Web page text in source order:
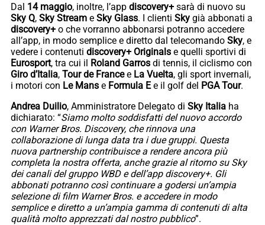
Dal 14 maggio, inoltre, l’app discovery+ sarà di nuovo su
Sky Q, Sky Stream e Sky Glass. I clienti Sky già abbonati a
discovery+ o che vorranno abbonarsi potranno accedere
all’app, in modo semplice e diretto dal telecomando Sky, e
vedere i contenuti discovery+ Originals e quelli sportivi di
Eurosport, tra cui il Roland Garros di tennis, il ciclismo con
Giro d’Italia, Tour de Francee La Vuelta, gli sport invernali,
i motori con Le Mans e Formula Ee il golf del PGA Tour.
Andrea Duilio, Amministratore Delegato di Sky Italia ha
dichiarato: “Siamo molto soddisfatti del nuovo accordo
con Warner Bros. Discovery, che rinnova una
collaborazione di lunga data tra i due gruppi. Questa
nuova partnership contribuisce a rendere ancora più
completa la nostra offerta, anche grazie al ritorno su Sky
dei canali del gruppo WBD e dell’app discovery+. Gli
abbonati potranno così continuare a godersi un’ampia
selezione di film Warner Bros. e accedere in modo
semplice e diretto a un’ampia gamma di contenuti di alta
qualità molto apprezzati dal nostro pubblico”.